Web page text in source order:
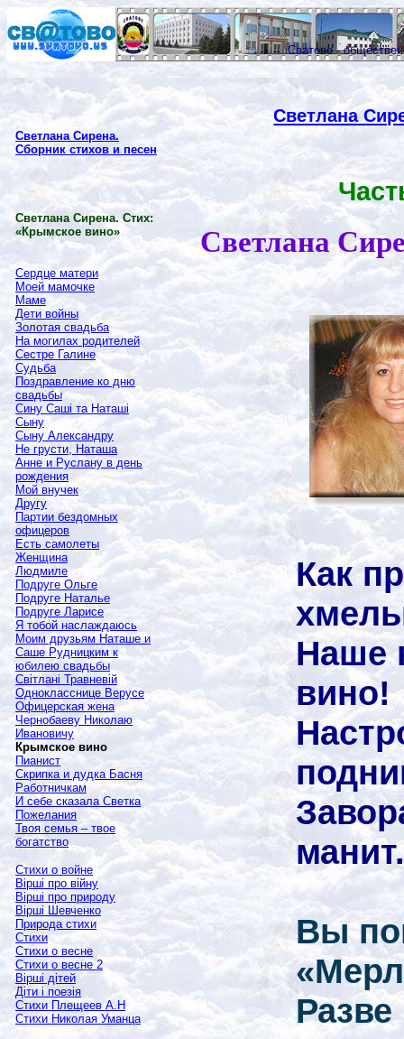
Сватово -
Светлана Сирена.
Сборник стихов и песен
Светлана Сирена. Стих:
«Крымское вино»
Сердце матери
Моей мамочке
Маме
Дети войны
Золотая свадьба
На могилах родителей
Сестре Галине
Судьба
Поздравление ко дню
свадьбы
Сину Саші та Наташі
Сыну
Сыну Александру
Не грусти, Наташа
Анне и Руслану в день
рождения
Мой внучек
Другу
Партии бездомных
офицеров
Есть самолеты
Женщина
Людмиле
Подруге Ольге
Подруге Наталье
Подруге Ларисе
Я тобой наслаждаюсь
Моим друзьям Наташе и
Саше Рудницким к
юбилею свадьбы
Світлані Травневій
Однокласснице Верусе
Офицерская жена
Чернобаеву Николаю
Ивановичу
Крымское вино
Пианист
Скрипка и дудка Басня
Работничкам
И себе сказала Светка
Пожелания
Твоя семья – твое
богатство
Стихи о войне
Вірші про війну
Вірші про природу
Вірші Шевченко
Природа стихи
Стихи
Стихи о весне
Стихи о весне 2
Вірші дітей
Діти і поезія
Стихи Плещеев А.Н
Стихи Николая Уманца
Светлана
Светлана
Как
Наше
вино!
манит.
Вы